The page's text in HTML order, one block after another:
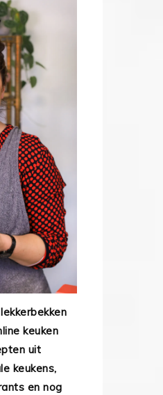
keuken
uit
keukens,
en nog